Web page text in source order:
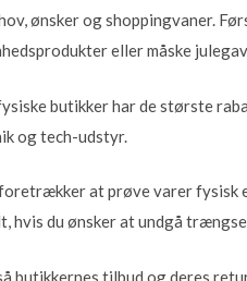
ønsker og shoppingvaner.
eller måske
butikker har de største
og tech-udstyr.
at prøve varer fysisk
hvis du ønsker at undgå
butikkernes tilbud og deres